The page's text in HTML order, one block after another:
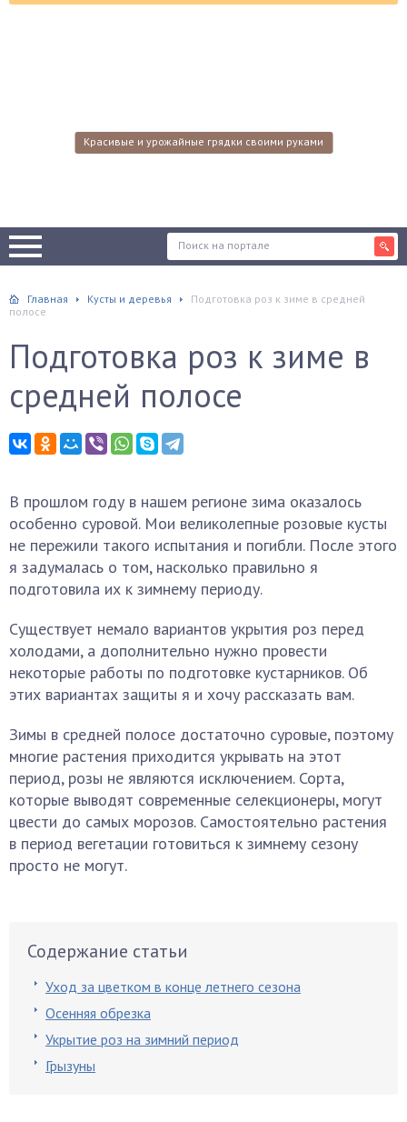
Красивые и урожайные грядки своими руками
Главная Кусты и деревья
Подготовка роз к зиме в средней
полосе
Подготовка роз к зиме в
средней полосе
В прошлом году в нашем регионе зима оказалось
особенно суровой. Мои великолепные розовые кусты
не пережили такого испытания и погибли. После этого
я задумалась о том, насколько правильно я
подготовила их к зимнему периоду.
Существует немало вариантов укрытия роз перед
холодами, а дополнительно нужно провести
некоторые работы по подготовке кустарников. Об
этих вариантах защиты я и хочу рассказать вам.
Зимы в средней полосе достаточно суровые, поэтому
многие растения приходится укрывать на этот
период, розы не являются исключением. Сорта,
которые выводят современные селекционеры, могут
цвести до самых морозов. Самостоятельно растения
в период вегетации готовиться к зимнему сезону
просто не могут.
Содержание статьи
Уход за цветком в конце летнего сезона
Осенняя обрезка
Укрытие роз на зимний период
Грызуны